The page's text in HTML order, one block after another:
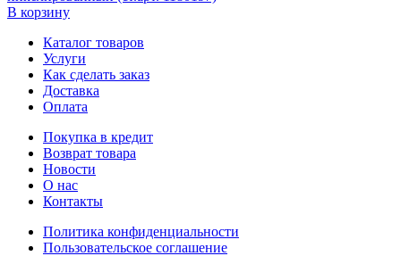
В корзину
Каталог товаров
Услуги
Как сделать заказ
Доставка
Оплата
Покупка в кредит
Возврат товара
Новости
О нас
Контакты
Политика конфиденциальности
Пользовательское соглашение